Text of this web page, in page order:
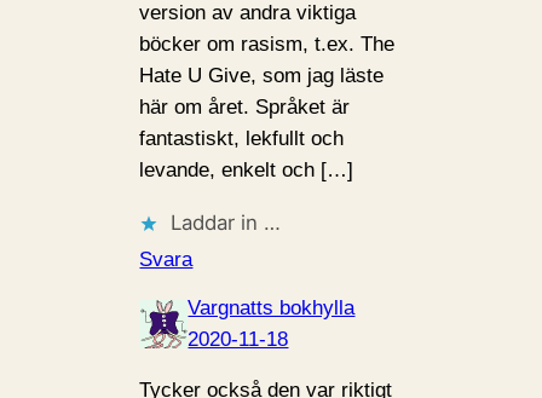
version av andra viktiga
böcker om rasism, t.ex. The
Hate U Give, som jag läste
här om året. Språket är
fantastiskt, lekfullt och
levande, enkelt och […]
Laddar in …
Svara
Vargnatts bokhylla
2020-11-18
Tycker också den var riktigt